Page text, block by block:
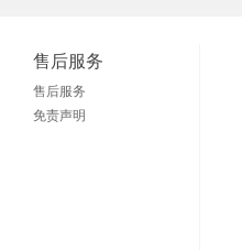
售后服务
售后服务
免责声明